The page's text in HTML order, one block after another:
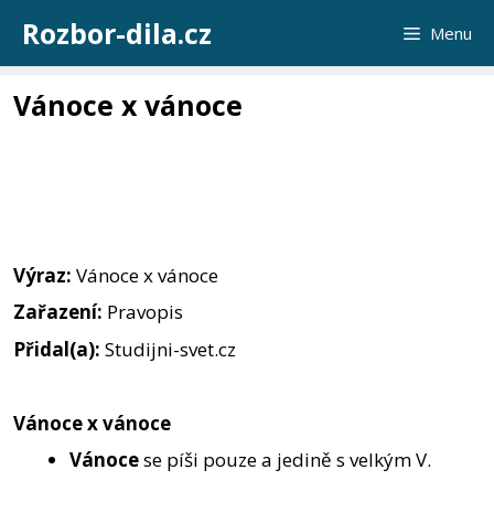
obsah
Rozbor-dila.cz Menu
Vánoce x vánoce
Výraz: Vánoce x vánoce
Zařazení: Pravopis
Přidal(a): Studijni-svet.cz
Vánoce x vánoce
Vánocese píši pouze a jedině s velkým V.